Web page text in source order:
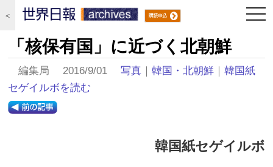
＜
「核保有国」に近づく北朝鮮
編集局 2016/9/01写真 ｜韓国・北朝鮮 ｜韓国紙
セゲイルボを読む
韓国紙セゲイルボ